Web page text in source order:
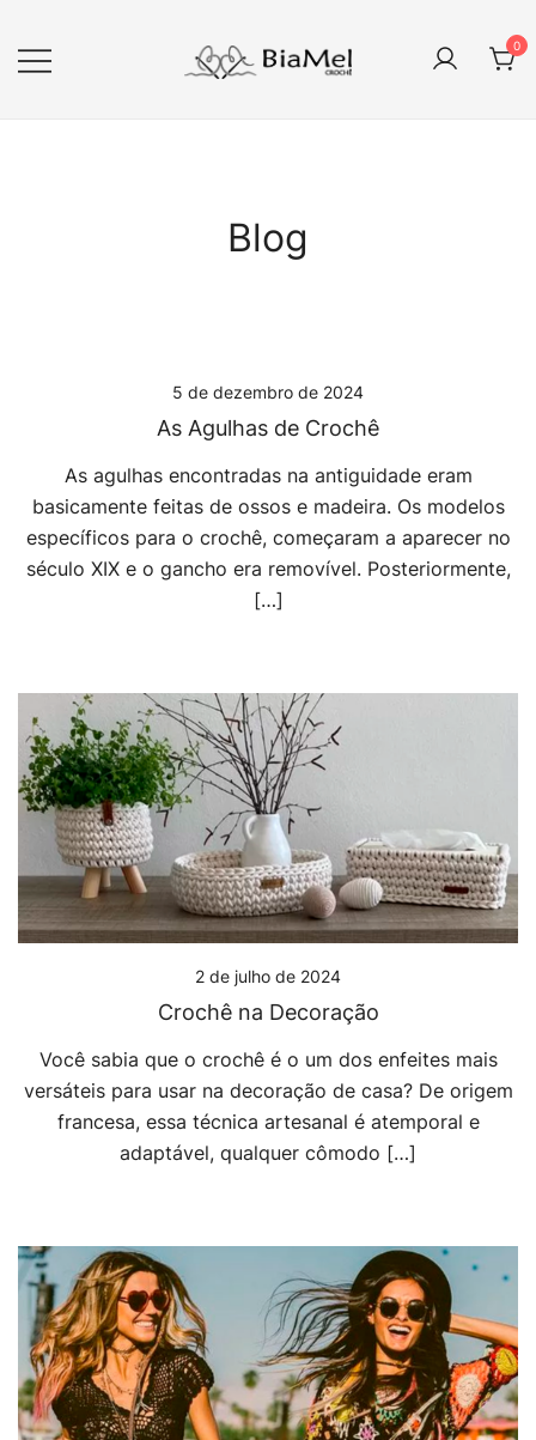
para
conteúdo
0
Blog
5 de dezembro de 2024
As Agulhas de Crochê
As agulhas encontradas na antiguidade eram
basicamente feitas de ossos e madeira. Os modelos
específicos para o crochê, começaram a aparecer no
século XIX e o gancho era removível. Posteriormente,
[…]
2 de julho de 2024
Crochê na Decoração
Você sabia que o crochê é o um dos enfeites mais
versáteis para usar na decoração de casa? De origem
francesa, essa técnica artesanal é atemporal e
adaptável, qualquer cômodo […]